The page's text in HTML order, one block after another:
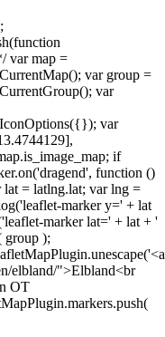
var map =
var group =
var
var
if
function ()
= latlng.lat; var lng =
marker y=' + lat
marker lat=' + lat + '
);
elbland/">Elbland<br
OT